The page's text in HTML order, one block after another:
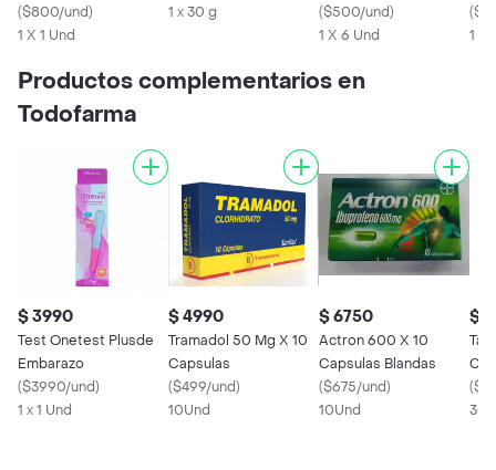
($800/und)
1 X 1 Und
1 x 30 g
($500/und)
1 X 6 Und
(
1 X
Productos complementarios en
Todofarma
$ 3990
Test Onetest Plusde
Embarazo
($3990/und)
1 x 1 Und
$ 4990
Tramadol 50 Mg X 10
Capsulas
($499/und)
10Und
$ 6750
Actron 600 X 10
Capsulas Blandas
($675/und)
10Und
$
(